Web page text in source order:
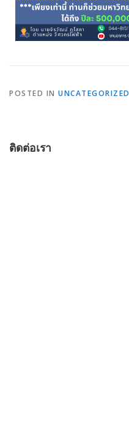
POSTED IN UNCATEGORIZED
ติดต่อเรา